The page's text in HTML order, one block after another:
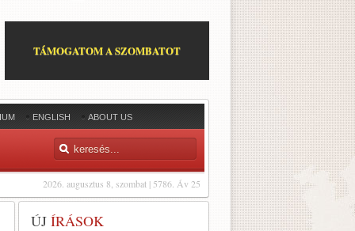
TÁMOGATOM A SZOMBATOT
ENGLISH ABOUT US
2026. augusztus 8, szombat | 5786. Áv 25
ÚJ ÍRÁSOK